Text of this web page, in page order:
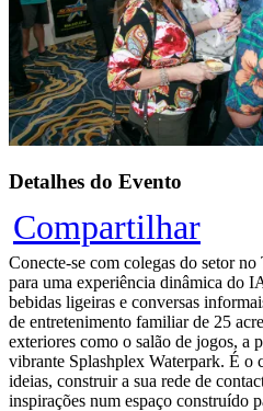
Detalhes do Evento
Compartilhar
Conecte-se com colegas do setor
para uma experiência dinâmica do
bebidas ligeiras e conversas
de entretenimento familiar de 25
exteriores como o salão de jogos, a
vibrante Splashplex Waterpark. É o
ideias, construir a sua rede de
inspirações num espaço construído